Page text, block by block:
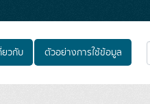
ยวกับ ตัวอย่างการใช้ข้อมูล